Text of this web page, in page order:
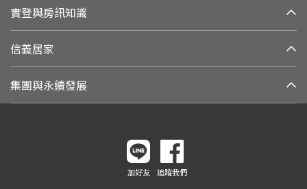
實登與房訊知識
信義居家
集團與永續發展
加好友 追蹤我們